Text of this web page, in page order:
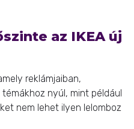
az IKEA új
reklámjaiban,
nyúl, mint például
nem lehet ilyen lelomboz